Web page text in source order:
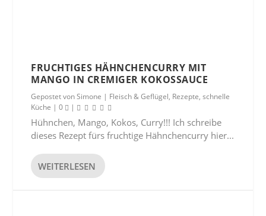
FRUCHTIGES HÄHNCHENCURRY MIT
MANGO IN CREMIGER KOKOSSAUCE
Gepostet vonSimone | Fleisch & Geflügel, Rezepte,schnelle
Küche |0 |
Hühnchen, Mango, Kokos, Curry!!! Ich schreibe
dieses Rezept fürs fruchtige Hähnchencurry hier...
WEITERLESEN